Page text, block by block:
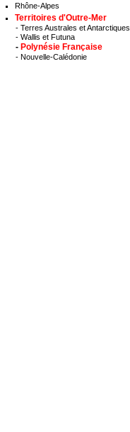
Rhône-Alpes
Territoires d'Outre-Mer
- Terres Australes et Antarctiques
- Wallis et Futuna
- Polynésie Française
- Nouvelle-Calédonie